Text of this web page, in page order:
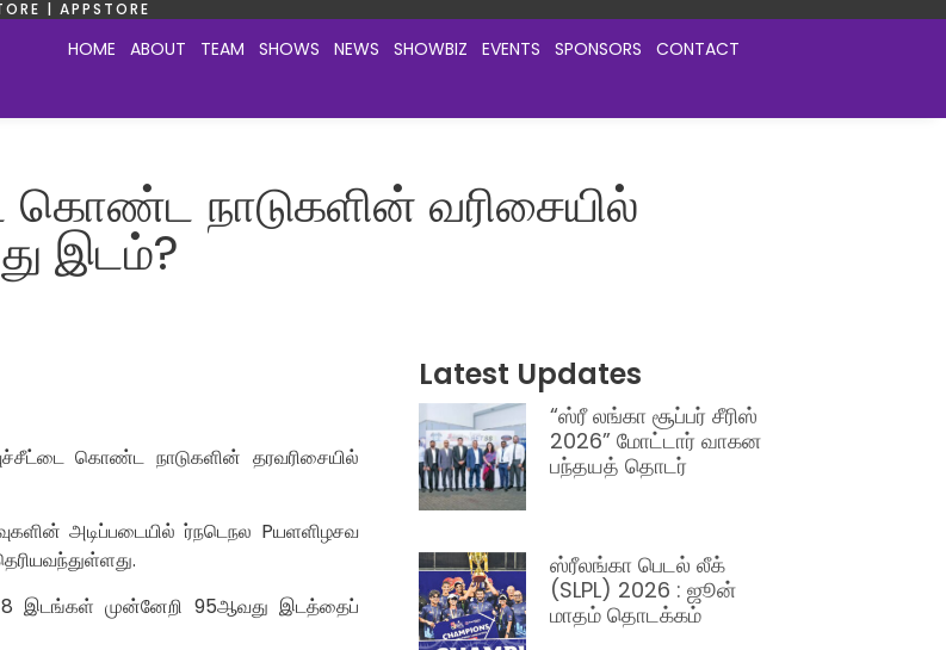
| APPSTORE
HOME ABOUT TEAM SHOWS NEWS SHOWBIZ EVENTS SPONSORS CONTACT
கொண்ட நாடுகளின் வரிசையில்
இடம்?
கொண்ட நாடுகளின் தரவரிசையில்
அடிப்படையில் ர்நடெநல Pயளளிழசவ
8 இடங்கள் முன்னேறி 95ஆவது இடத்தைப்
Latest Updates
“ஸ்ரீ லங்கா சூப்பர் சீரிஸ்
2026” மோட்டார் வாகன
பந்தயத் தொடர்
ஸ்ரீலங்கா பெடல் லீக்
(SLPL) 2026 : ஜூன்
மாதம் தொடக்கம்